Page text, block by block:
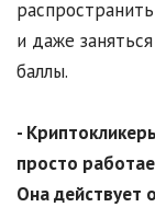
и даже
баллы.
-
просто
Она действует